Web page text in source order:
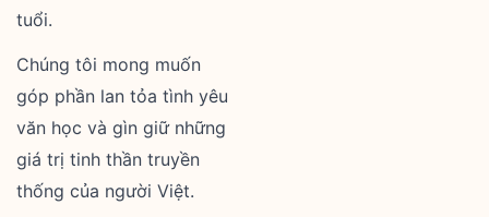
tuổi.
Chúng tôi mong muốn
góp phần lan tỏa tình yêu
văn học và gìn giữ những
giá trị tinh thần truyền
thống của người Việt.